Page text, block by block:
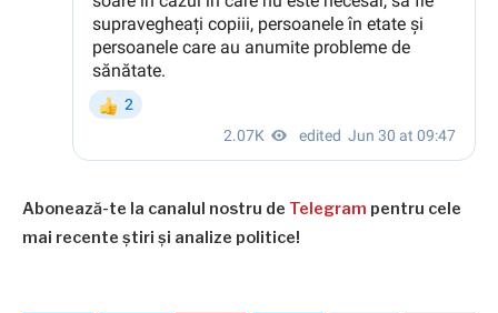
Abonează-te la canalul nostru de Telegram pentru cele
mai recente știri și analize politice!